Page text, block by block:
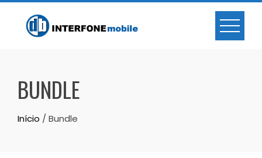
BUNDLE
Início / Bundle